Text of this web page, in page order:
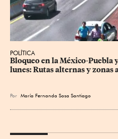
POLÍTICA
Bloqueo en la México-Puebla
lunes: Rutas alternas y zonas
Por María Fernanda Sosa Santiago